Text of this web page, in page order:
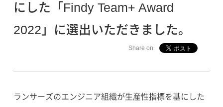
にした「Findy Team+ Award
2022」に選出いただきました。
Share on
ランサーズのエンジニア組織が生産性指標を基にした